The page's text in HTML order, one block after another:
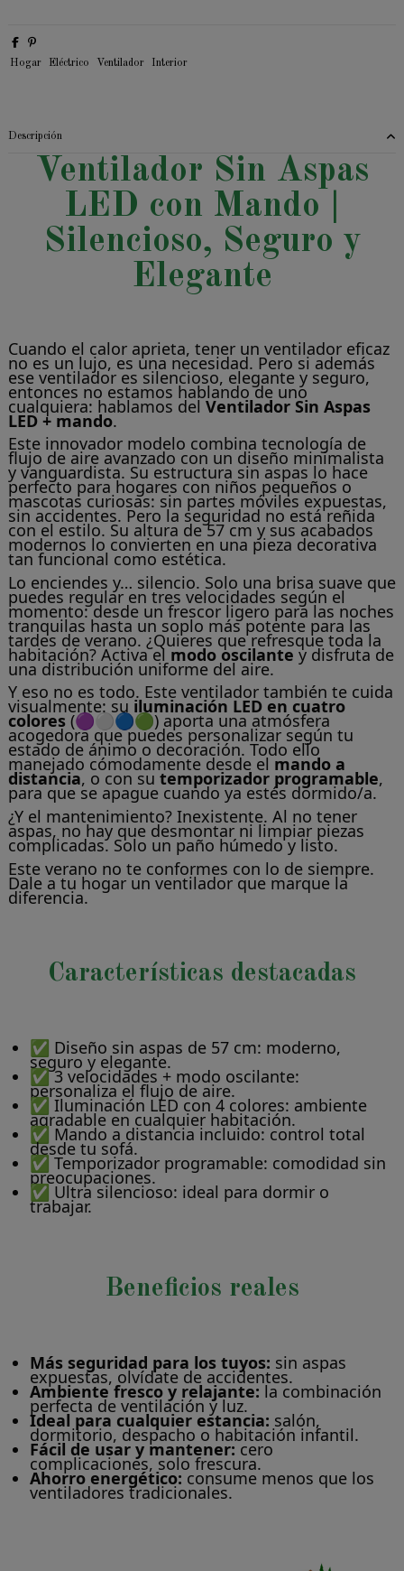
Hogar Eléctrico Ventilador Interior
Descripción
Ventilador Sin Aspas
LED con Mando |
Silencioso, Seguro y
Elegante
Cuando el calor aprieta, tener un ventilador eficaz
no es un lujo, es una necesidad. Pero si además
ese ventilador es silencioso, elegante y seguro,
entonces no estamos hablando de uno
cualquiera: hablamos del Ventilador Sin Aspas
LED + mando.
Este innovador modelo combina tecnología de
flujo de aire avanzado con un diseño minimalista
y vanguardista. Su estructura sin aspas lo hace
perfecto para hogares con niños pequeños o
mascotas curiosas: sin partes móviles expuestas,
sin accidentes. Pero la seguridad no está reñida
con el estilo. Su altura de 57 cm y sus acabados
modernos lo convierten en una pieza decorativa
tan funcional como estética.
Lo enciendes y… silencio. Solo una brisa suave que
puedes regular en tres velocidades según el
momento: desde un frescor ligero para las noches
tranquilas hasta un soplo más potente para las
tardes de verano. ¿Quieres que refresque toda la
habitación? Activa el modo oscilante y disfruta de
una distribución uniforme del aire.
Y eso no es todo. Este ventilador también te cuida
visualmente: su iluminación LED en cuatro
colores (🟣⚪🔵🟢) aporta una atmósfera
acogedora que puedes personalizar según tu
estado de ánimo o decoración. Todo ello
manejado cómodamente desde el mando a
distancia, o con su temporizador programable,
para que se apague cuando ya estés dormido/a.
¿Y el mantenimiento? Inexistente. Al no tener
aspas, no hay que desmontar ni limpiar piezas
complicadas. Solo un paño húmedo y listo.
Este verano no te conformes con lo de siempre.
Dale a tu hogar un ventilador que marque la
diferencia.
Características destacadas
✅ Diseño sin aspas de 57 cm: moderno,
seguro y elegante.
✅ 3 velocidades + modo oscilante:
personaliza el flujo de aire.
✅ Iluminación LED con 4 colores: ambiente
agradable en cualquier habitación.
✅ Mando a distancia incluido: control total
desde tu sofá.
✅ Temporizador programable: comodidad sin
preocupaciones.
✅ Ultra silencioso: ideal para dormir o
trabajar.
Beneficios reales
Más seguridad para los tuyos: sin aspas
expuestas, olvídate de accidentes.
Ambiente fresco y relajante: la combinación
perfecta de ventilación y luz.
Ideal para cualquier estancia: salón,
dormitorio, despacho o habitación infantil.
Fácil de usar y mantener: cero
complicaciones, solo frescura.
Ahorro energético: consume menos que los
ventiladores tradicionales.